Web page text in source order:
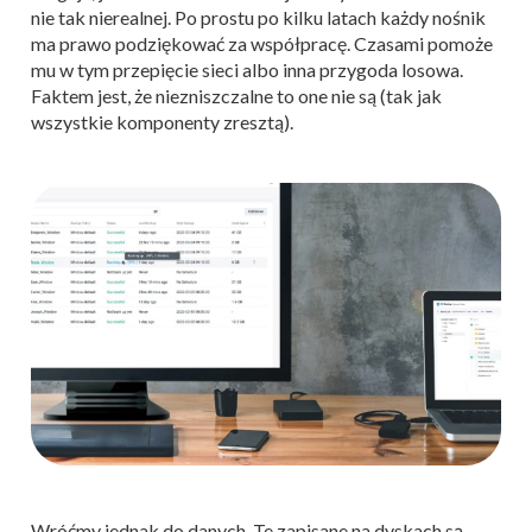
nie tak nierealnej. Po prostu po kilku latach każdy nośnik
ma prawo podziękować za współpracę. Czasami pomoże
mu w tym przepięcie sieci albo inna przygoda losowa.
Faktem jest, że niezniszczalne to one nie są (tak jak
wszystkie komponenty zresztą).